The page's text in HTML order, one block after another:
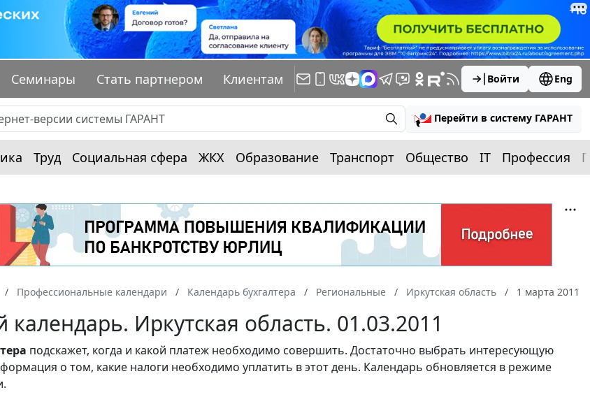
Семинары Стать партнером Клиентам Войти Eng
Перейти в систему ГАРАНТ
Труд Социальная сфера ЖКХ Образование Транспорт Общество IT Профессия
Профессиональные календари Календарь бухгалтера Региональные Иркутская область 1 марта 2011
календарь. Иркутская область. 01.03.2011
подскажет, когда и какой платеж необходимо совершить. Достаточно выбрать интересующую
о том, какие налоги необходимо уплатить в этот день. Календарь обновляется в режиме